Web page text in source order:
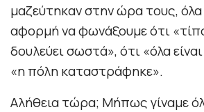
μαζεύτηκαν στην ώρα τους, όλα
αφορμή να φωνάξουμε ότι
δουλεύει σωστά», ότι «όλα
«η πόλη καταστράφηκε».
Αλήθεια τώρα; Μήπως γίναμε